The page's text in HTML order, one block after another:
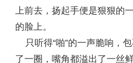
上前去，扬起手便是狠狠的
的脸上。
只听得“啪”的一声脆响，
了一圈，嘴角都溢出了一丝鲜